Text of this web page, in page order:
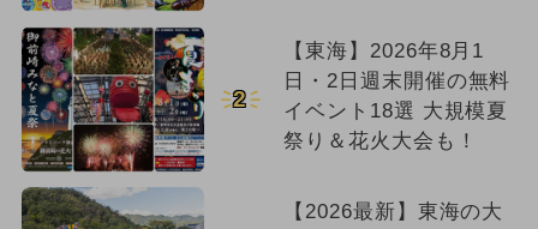
2
【東海】2026年8月1
日・2日週末開催の無料
イベント18選 大規模夏
祭り＆花火大会も！
【2026最新】東海の大